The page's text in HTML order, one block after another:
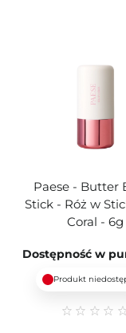
Paese - Butter
Stick - Róż w
Coral - 6g
Dostępność w
Produkt